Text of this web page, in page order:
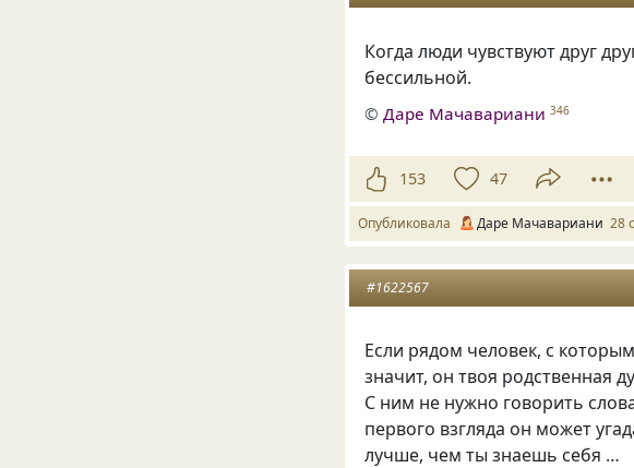
Когда люди чувствуют друг
бессильной.
© Даре Мачавариани 346
153 47
Опубликовала Даре Мачавариани 28
#1622567
Если рядом человек, с
значит, он твоя родственная
С ним не нужно говорить
первого взгляда он может
лучше, чем ты знаешь себя …